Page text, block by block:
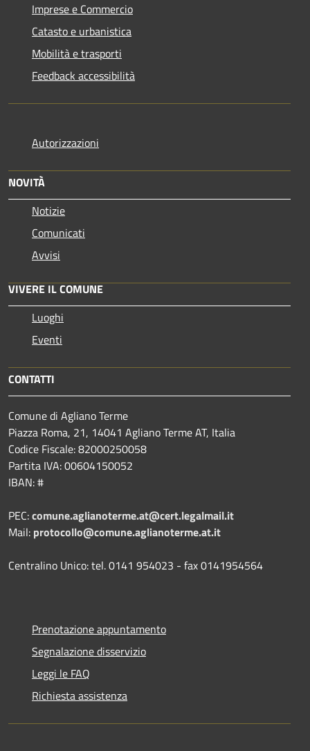
Imprese e Commercio
Catasto e urbanistica
Mobilità e trasporti
Feedback accessibilità
Autorizzazioni
NOVITÀ
Notizie
Comunicati
Avvisi
VIVERE IL COMUNE
Luoghi
Eventi
CONTATTI
Comune di Agliano Terme
Piazza Roma, 21, 14041 Agliano Terme AT, Italia
Codice Fiscale: 82000250058
Partita IVA: 00604150052
IBAN: #
PEC:comune.aglianoterme.at@cert.legalmail.it
Mail: protocollo@comune.aglianoterme.at.it
Centralino Unico: tel. 0141 954023 - fax 0141954564
Prenotazione appuntamento
Segnalazione disservizio
Leggi le FAQ
Richiesta assistenza